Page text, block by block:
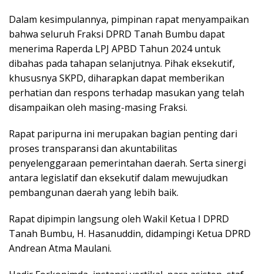
Dalam kesimpulannya, pimpinan rapat menyampaikan
bahwa seluruh Fraksi DPRD Tanah Bumbu dapat
menerima Raperda LPJ APBD Tahun 2024 untuk
dibahas pada tahapan selanjutnya. Pihak eksekutif,
khususnya SKPD, diharapkan dapat memberikan
perhatian dan respons terhadap masukan yang telah
disampaikan oleh masing-masing Fraksi.
Rapat paripurna ini merupakan bagian penting dari
proses transparansi dan akuntabilitas
penyelenggaraan pemerintahan daerah. Serta sinergi
antara legislatif dan eksekutif dalam mewujudkan
pembangunan daerah yang lebih baik.
Rapat dipimpin langsung oleh Wakil Ketua I DPRD
Tanah Bumbu, H. Hasanuddin, didampingi Ketua DPRD
Andrean Atma Maulani.